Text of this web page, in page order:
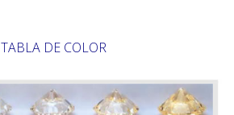
TABLA DE COLOR